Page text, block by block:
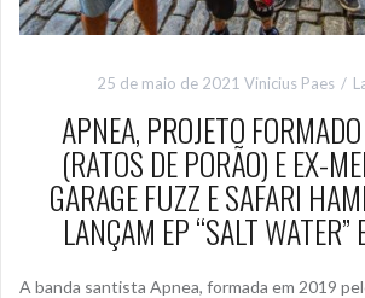
25 de maio de 2021 Vinicius Paes
APNEA, PROJETO
(RATOS DE PORÃO) E EX-
GARAGE FUZZ E SAFARI
LANÇAM EP “SALT WATER”
A banda santista Apnea, formada em 2019